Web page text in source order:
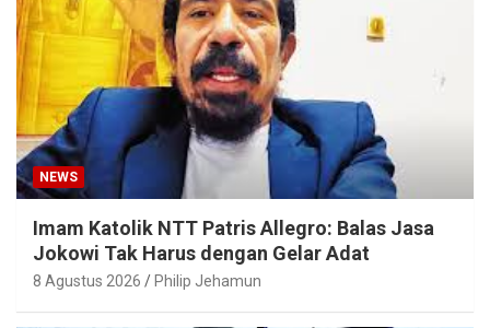
NEWS
Imam Katolik NTT Patris Allegro: Balas Jasa
Jokowi Tak Harus dengan Gelar Adat
8 Agustus 2026 Philip Jehamun